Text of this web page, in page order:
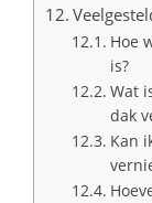
Hoe
is?
Wat
dak
Kan